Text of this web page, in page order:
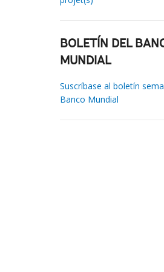
BOLETÍN DEL
MUNDIAL
Suscríbase al boletín
Banco Mundial